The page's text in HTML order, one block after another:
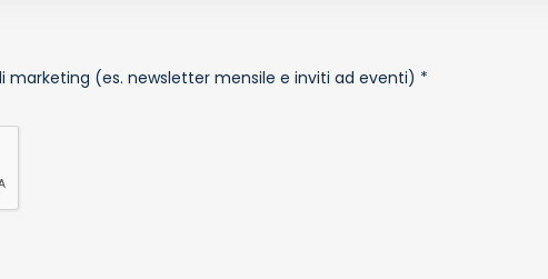
(es. newsletter mensile e inviti ad eventi) *